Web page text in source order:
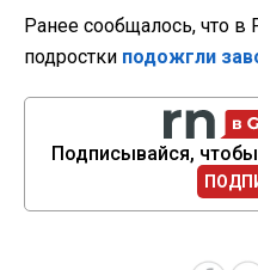
Ранее сообщалось, что в
подростки подожгли
Подписывайся,